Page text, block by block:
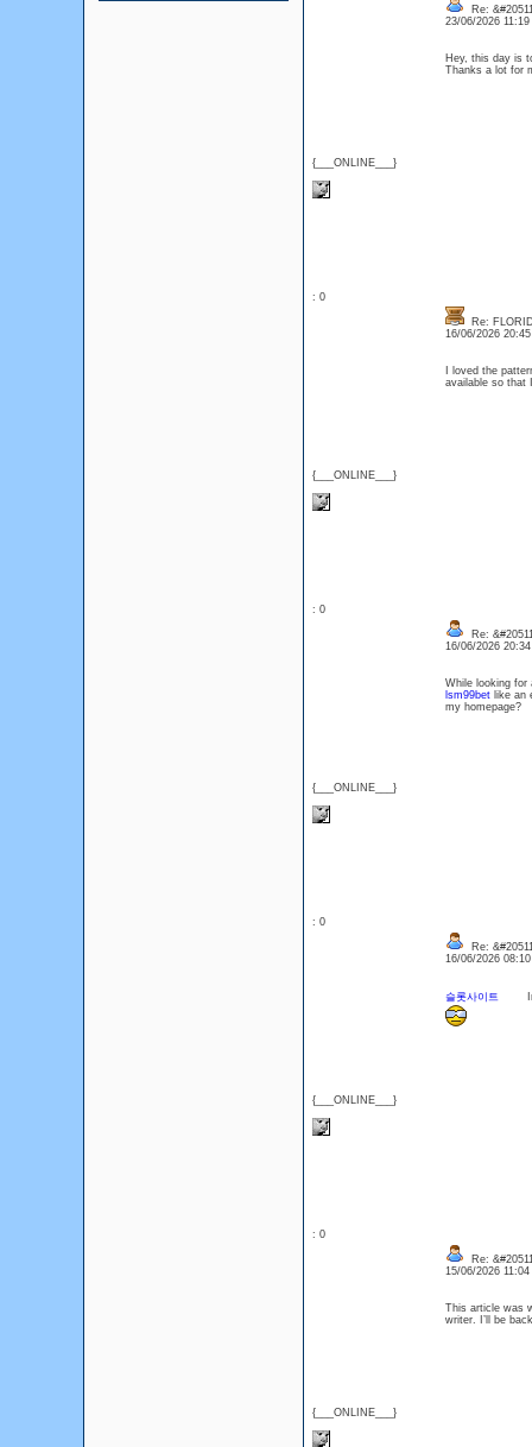
{___ONLINE___}
Re:
23/06/2026
Hey, this day is
Thanks a lot
: 0
{___ONLINE___}
Re:
16/06/2026
I loved the
available so that
: 0
{___ONLINE___}
Re:
16/06/2026
While looking
lsm99betlike an
my homepage?
: 0
{___ONLINE___}
Re:
16/06/2026
슬롯사이트Im
: 0
{___ONLINE___}
Re:
15/06/2026
This article was
writer. I’ll be